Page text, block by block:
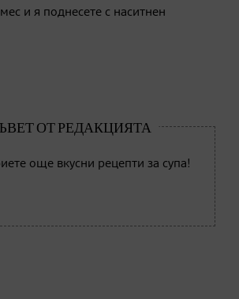
и я поднесете с наситнен
още вкусни рецепти за супа!